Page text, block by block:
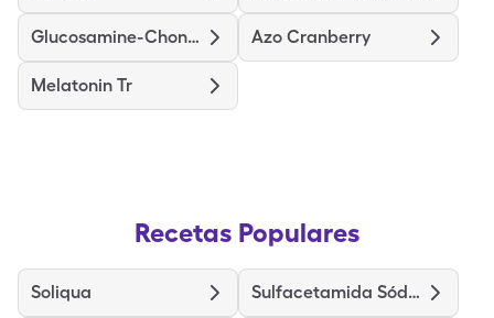
Glucosamine-Chondroitin Ds Azo Cranberry
Melatonin Tr
Recetas Populares
Soliqua Sulfacetamida Sódica y Azufre